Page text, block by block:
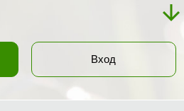
Вход